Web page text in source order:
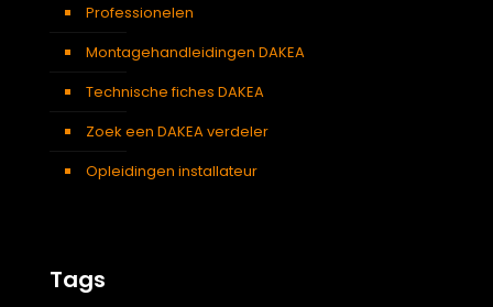
Professionelen
Montagehandleidingen DAKEA
Technische fiches DAKEA
Zoek een DAKEA verdeler
Opleidingen installateur
Tags